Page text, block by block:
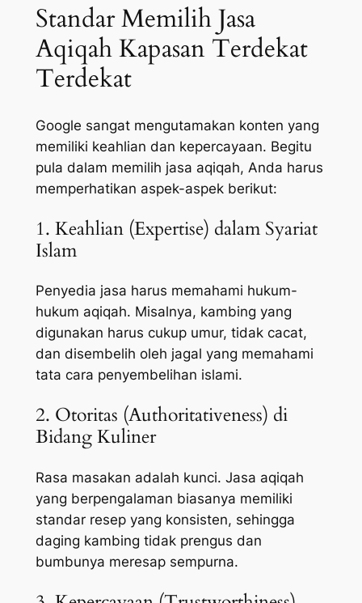
Standar Memilih Jasa
Aqiqah Kapasan Terdekat
Terdekat
Google sangat mengutamakan konten yang
memiliki keahlian dan kepercayaan. Begitu
pula dalam memilih jasa aqiqah, Anda harus
memperhatikan aspek-aspek berikut:
1. Keahlian (Expertise) dalam Syariat
Islam
Penyedia jasa harus memahami hukum-
hukum aqiqah. Misalnya, kambing yang
digunakan harus cukup umur, tidak cacat,
dan disembelih oleh jagal yang memahami
tata cara penyembelihan islami.
2. Otoritas (Authoritativeness) di
Bidang Kuliner
Rasa masakan adalah kunci. Jasa aqiqah
yang berpengalaman biasanya memiliki
standar resep yang konsisten, sehingga
daging kambing tidak prengus dan
bumbunya meresap sempurna.